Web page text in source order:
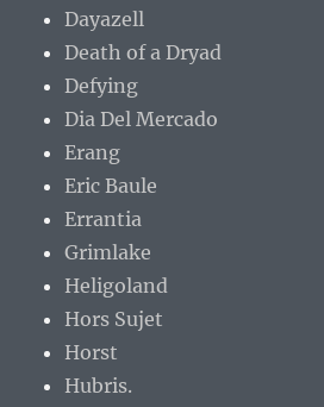
Dayazell
Death of a Dryad
Defying
Dia Del Mercado
Erang
Eric Baule
Errantia
Grimlake
Heligoland
Hors Sujet
Horst
Hubris.